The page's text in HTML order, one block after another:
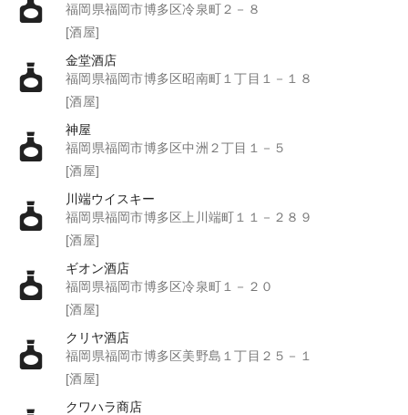
福岡県福岡市博多区冷泉町２－８
[酒屋]
金堂酒店
福岡県福岡市博多区昭南町１丁目１－１８
[酒屋]
神屋
福岡県福岡市博多区中洲２丁目１－５
[酒屋]
川端ウイスキー
福岡県福岡市博多区上川端町１１－２８９
[酒屋]
ギオン酒店
福岡県福岡市博多区冷泉町１－２０
[酒屋]
クリヤ酒店
福岡県福岡市博多区美野島１丁目２５－１
[酒屋]
クワハラ商店